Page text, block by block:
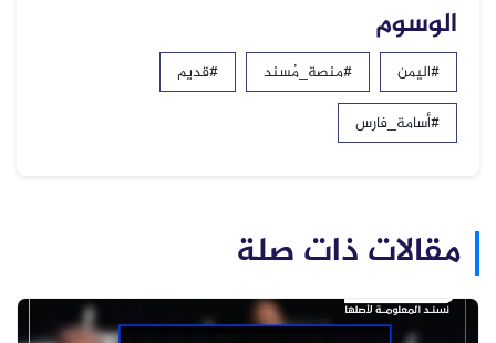
الوسوم
#اليمن #منصة_مُسند
#قديم
#أسامة_فارس
مقالات ذات صلة